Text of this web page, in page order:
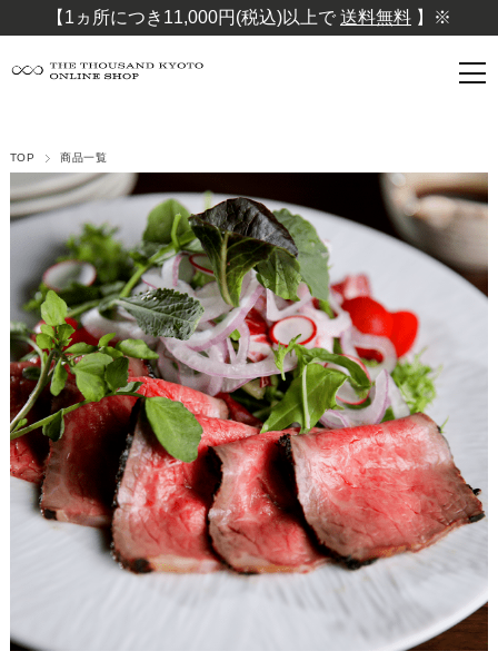
【1ヵ所につき11,000円(税込)以上で 送料無料 】※
TOP 商品一覧